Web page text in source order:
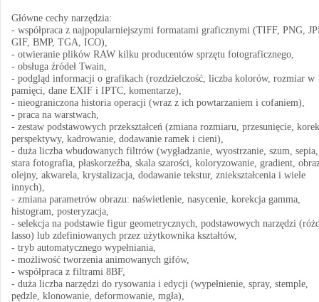
Główne cechy narzędzia:
- współpraca z najpopularniejszymi formatami graficznymi (TIFF, PNG,
GIF, BMP, TGA, ICO),
- otwieranie plików RAW kilku producentów sprzętu fotograficznego,
- obsługa źródeł Twain,
- podgląd informacji o grafikach (rozdzielczość, liczba kolorów, rozmiar w
pamięci, dane EXIF i IPTC, komentarze),
- nieograniczona historia operacji (wraz z ich powtarzaniem i cofaniem),
- praca na warstwach,
- zestaw podstawowych przekształceń (zmiana rozmiaru, przesunięcie,
perspektywy, kadrowanie, dodawanie ramek i cieni),
- duża liczba wbudowanych filtrów (wygładzanie, wyostrzanie, szum, sepia,
stara fotografia, płaskorzeźba, skala szarości, koloryzowanie, gradient,
olejny, akwarela, krystalizacja, dodawanie tekstur, zniekształcenia i wiele
innych),
- zmiana parametrów obrazu: naświetlenie, nasycenie, korekcja gamma,
histogram, posteryzacja,
- selekcja na podstawie figur geometrycznych, podstawowych narzędzi
lasso) lub zdefiniowanych przez użytkownika kształtów,
- tryb automatycznego wypełniania,
- możliwość tworzenia animowanych gifów,
- współpraca z filtrami 8BF,
- duża liczba narzędzi do rysowania i edycji (wypełnienie, spray, stemple,
pędzle, klonowanie, deformowanie, mgła),